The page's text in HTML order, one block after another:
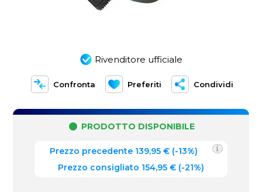
Rivenditore ufficiale
Confronta Preferiti Condividi
PRODOTTO DISPONIBILE
Prezzo precedente 139,95 € (-13%)
Prezzo consigliato 154,95 € (-21%)